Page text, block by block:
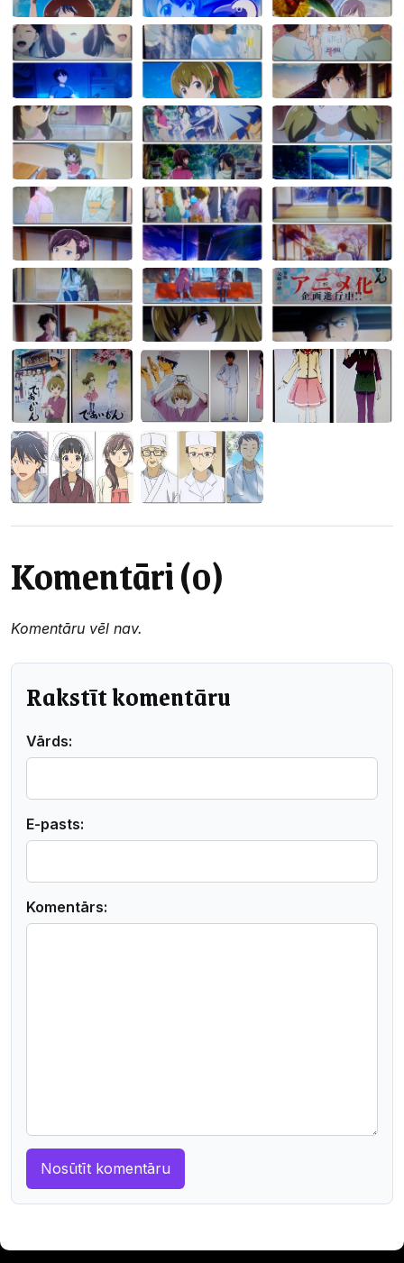
Komentāri (0)
Komentāru vēl nav.
Rakstīt komentāru
Vārds:
E-pasts:
Komentārs: